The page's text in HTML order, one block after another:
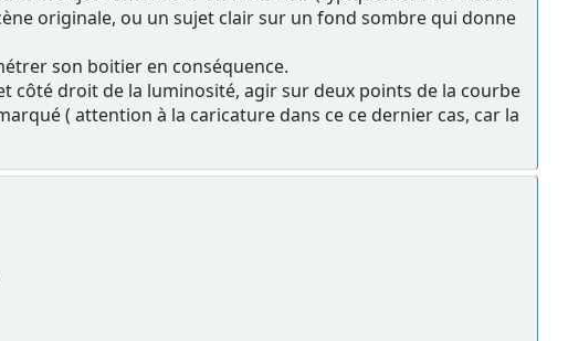
originale, ou un sujet clair sur un fond sombre qui donne
son boitier en conséquence.
côté droit de la luminosité, agir sur deux points de la courbe
( attention à la caricature dans ce ce dernier cas, car la